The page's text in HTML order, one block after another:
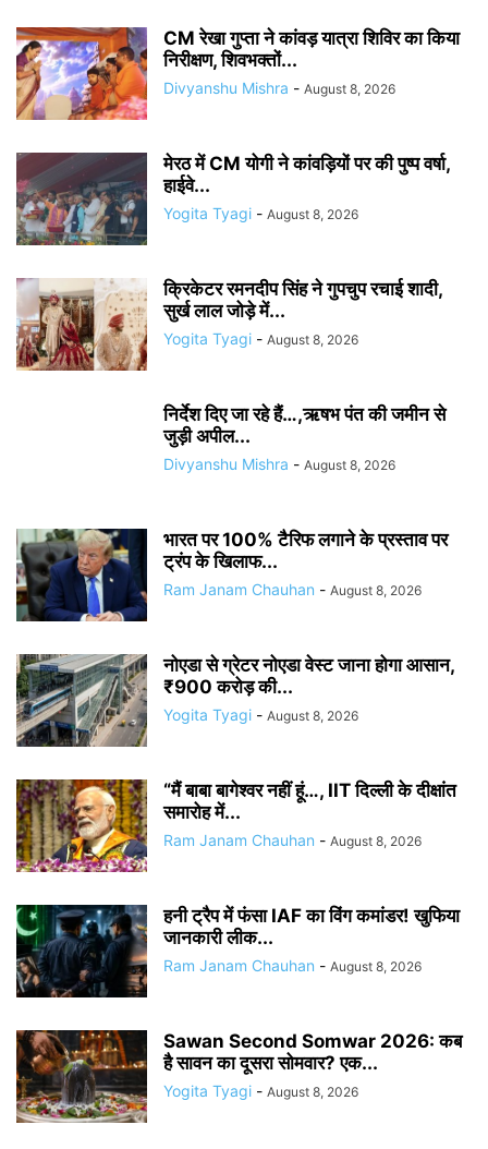
CM रेखा गुप्ता ने कांवड़ यात्रा शिविर का किया
निरीक्षण, शिवभक्तों...
Divyanshu Mishra - August 8, 2026
मेरठ में CM योगी ने कांवड़ियों पर की पुष्प वर्षा,
हाईवे...
Yogita Tyagi - August 8, 2026
क्रिकेटर रमनदीप सिंह ने गुपचुप रचाई शादी,
सुर्ख लाल जोड़े में...
Yogita Tyagi - August 8, 2026
निर्देश दिए जा रहे हैं…,ऋषभ पंत की जमीन से
जुड़ी अपील...
Divyanshu Mishra - August 8, 2026
भारत पर 100% टैरिफ लगाने के प्रस्ताव पर
ट्रंप के खिलाफ...
Ram Janam Chauhan - August 8, 2026
नोएडा से ग्रेटर नोएडा वेस्ट जाना होगा आसान,
₹900 करोड़ की...
Yogita Tyagi - August 8, 2026
“मैं बाबा बागेश्वर नहीं हूं…, IIT दिल्ली के दीक्षांत
समारोह में...
Ram Janam Chauhan - August 8, 2026
हनी ट्रैप में फंसा IAF का विंग कमांडर! खुफिया
जानकारी लीक...
Ram Janam Chauhan - August 8, 2026
Sawan Second Somwar 2026: कब
है सावन का दूसरा सोमवार? एक...
Yogita Tyagi - August 8, 2026